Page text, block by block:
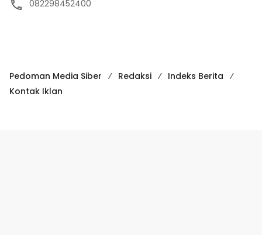
082298452400
Pedoman Media Siber Redaksi
Indeks Berita
Kontak Iklan